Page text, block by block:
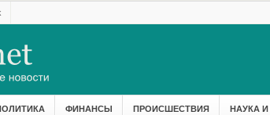
ФИНАНСЫ ПРОИСШЕСТВИЯ НАУКА И